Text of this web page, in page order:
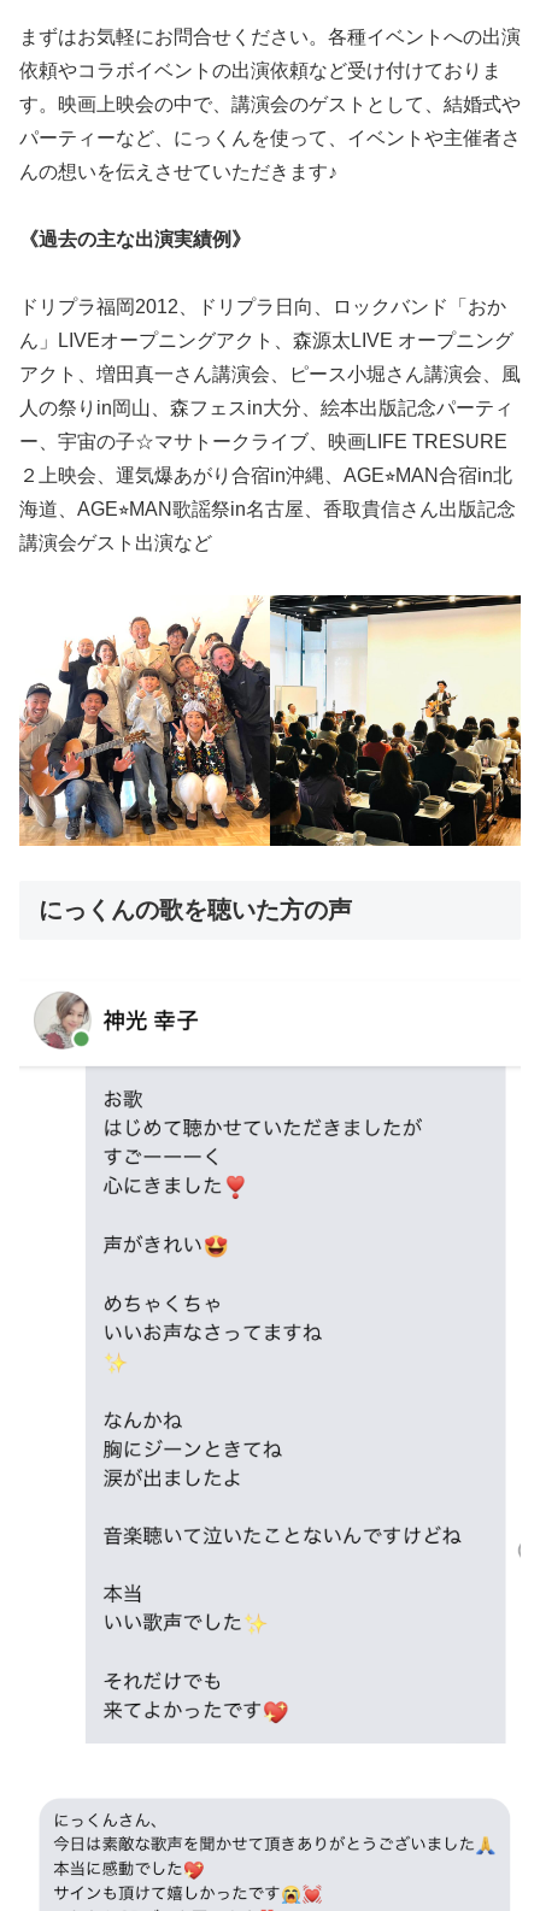
まずはお気軽にお問合せください。各種イベントへの出演
依頼やコラボイベントの出演依頼など受け付けておりま
す。映画上映会の中で、講演会のゲストとして、結婚式や
パーティーなど、にっくんを使って、イベントや主催者さ
んの想いを伝えさせていただきます♪
《過去の主な出演実績例》
ドリプラ福岡2012、ドリプラ日向、ロックバンド「おか
ん」LIVEオープニングアクト、森源太LIVE オープニング
アクト、増田真一さん講演会、ピース小堀さん講演会、風
人の祭りin岡山、森フェスin大分、絵本出版記念パーティ
ー、宇宙の子☆マサトークライブ、映画LIFE TRESURE
２上映会、運気爆あがり合宿in沖縄、AGE⭐︎MAN合宿in北
海道、AGE⭐︎MAN歌謡祭in名古屋、香取貴信さん出版記念
講演会ゲスト出演など
にっくんの歌を聴いた方の声